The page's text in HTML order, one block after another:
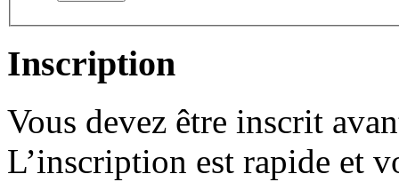
Inscription
Vous devez être inscrit
L’inscription est rapide et